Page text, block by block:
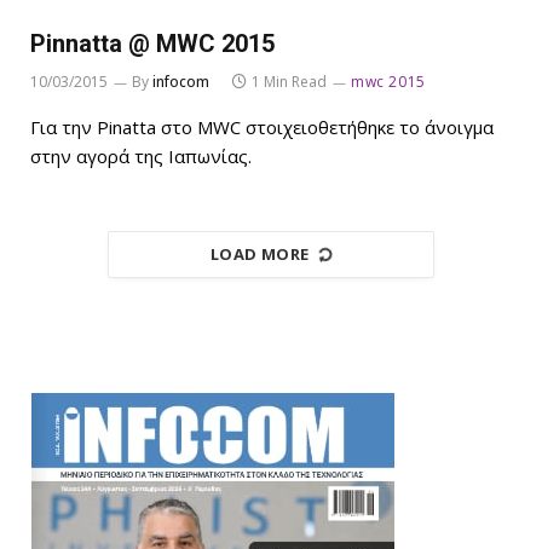
Pinnatta @ MWC 2015
10/03/2015 Byinfocom 1 Min Read mwc 2015
Για την Pinatta στο MWC στοιχειοθετήθηκε το άνοιγμα
στην αγορά της Ιαπωνίας.
LOAD MORE